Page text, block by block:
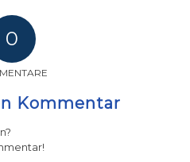
0
Kommentar